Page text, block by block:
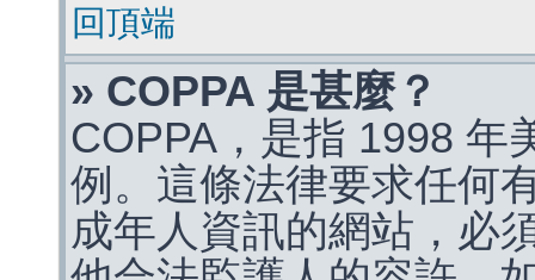
回頂端
» COPPA 是甚麼？
COPPA，是指 1998 年
例。這條法律要求任何
成年人資訊的網站，必